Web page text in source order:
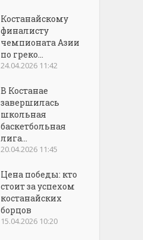
Костанайскому
финалисту
чемпионата Азии
по греко...
24.04.2026 11:42
В Костанае
завершилась
школьная
баскетбольная
лига...
20.04.2026 11:45
Цена победы: кто
стоит за успехом
костанайских
борцов
15.04.2026 10:20